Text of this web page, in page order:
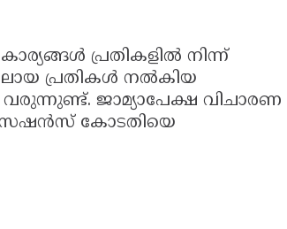
പ്രതികളിൽ നിന്ന്
പ്രതികൾ നൽകിയ
ജാമ്യാപേക്ഷ വിചാരണ
സെഷൻസ് കോടതിയെ